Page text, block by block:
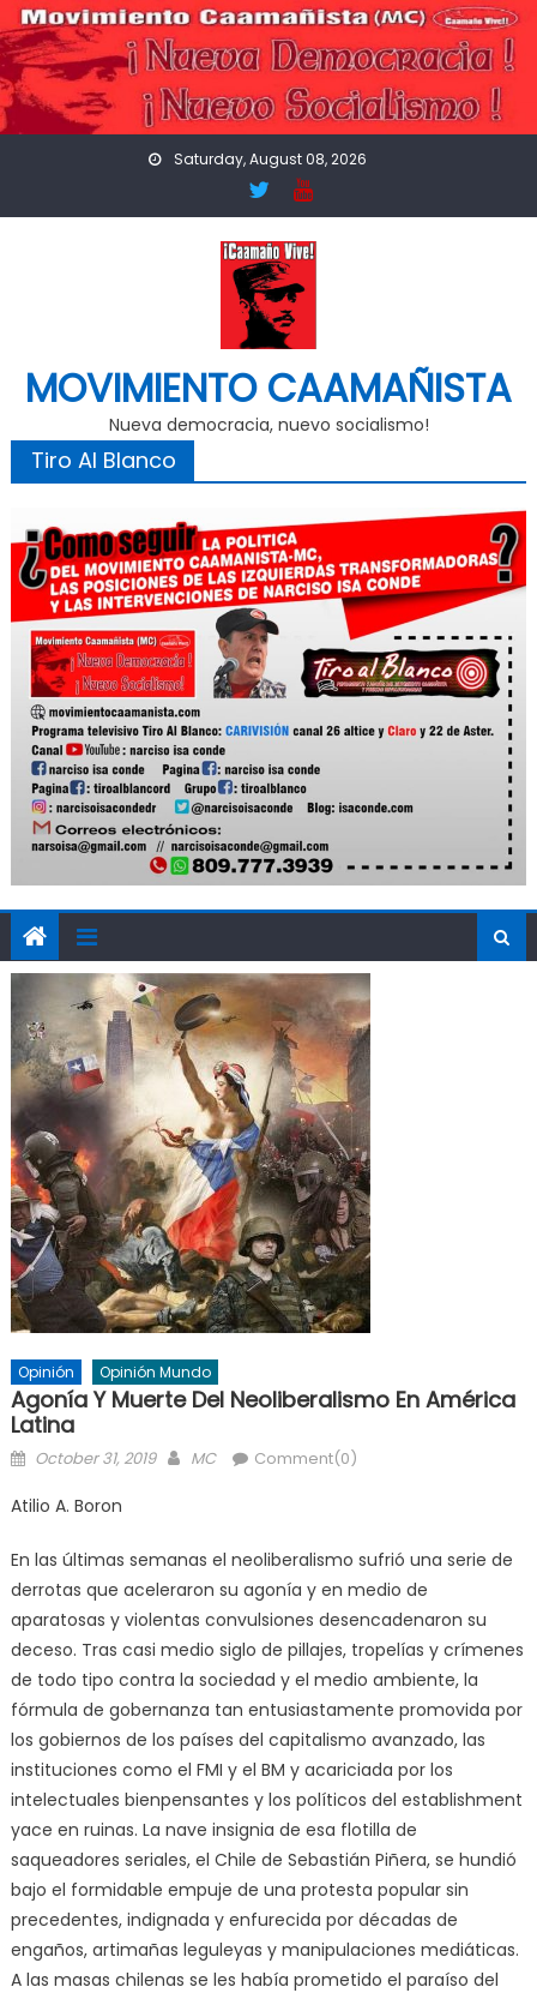
Skip
to
content
Saturday, August 08, 2026
MOVIMIENTO CAAMAÑISTA
Nueva democracia, nuevo socialismo!
Tiro Al Blanco
Opinión Opinión Mundo
Agonía Y Muerte Del Neoliberalismo En América
Latina
Posted
October 31, 2019 Author
MC Comment(0)
Atilio A. Boron
En las últimas semanas el neoliberalismo sufrió una serie de
derrotas que aceleraron su agonía y en medio de
aparatosas y violentas convulsiones desencadenaron su
deceso. Tras casi medio siglo de pillajes, tropelías y crímenes
de todo tipo contra la sociedad y el medio ambiente, la
fórmula de gobernanza tan entusiastamente promovida por
los gobiernos de los países del capitalismo avanzado, las
instituciones como el FMI y el BM y acariciada por los
intelectuales bienpensantes y los políticos del establishment
yace en ruinas. La nave insignia de esa flotilla de
saqueadores seriales, el Chile de Sebastián Piñera, se hundió
bajo el formidable empuje de una protesta popular sin
precedentes, indignada y enfurecida por décadas de
engaños, artimañas leguleyas y manipulaciones mediáticas.
A las masas chilenas se les había prometido el paraíso del